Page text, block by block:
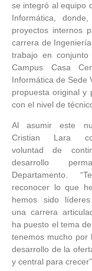
se integró al equipo
Informática,
proyectos internos
carrera de
trabajo en
Campus Casa
Informática de Sede
propuesta original y
con el nivel de
Al asumir este
Cristian Lara
voluntad de
desarrollo
Departamento.
reconocer lo que
hemos sido
una carrera
ha puesto el tema
tenemos mucho por
desarrollo de la
y central para